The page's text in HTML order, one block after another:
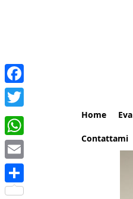
Home Eva
Contattami
Facebook
Twitter
WhatsApp
Email
Share